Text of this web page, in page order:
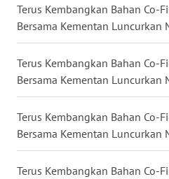
Terus Kembangkan Bahan Co-
Bersama Kementan Luncurkan
Terus Kembangkan Bahan Co-
Bersama Kementan Luncurkan
Terus Kembangkan Bahan Co-
Bersama Kementan Luncurkan
Terus Kembangkan Bahan Co-
WN
MALUKU
WN
WN